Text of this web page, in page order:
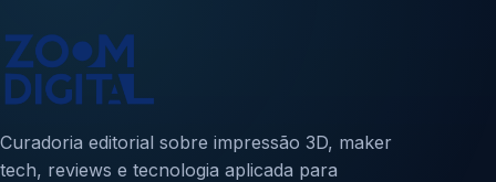
Curadoria editorial sobre impressão 3D, maker
tech, reviews e tecnologia aplicada para